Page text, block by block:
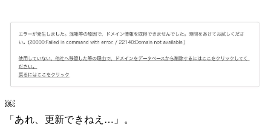
￼
「あれ、更新できねえ…」。